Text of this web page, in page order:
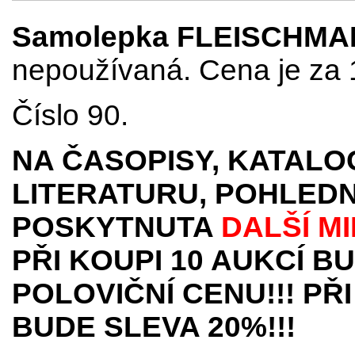
Samolepka
nepoužívaná. Cena je za
Číslo 90.
NA ČASOPISY,
LITERATURU,
POSKYTNUTA DALŠÍ
PŘI KOUPI 10 AUKCÍ
POLOVIČNÍ CENU!!!
BUDE SLEVA 20%!!!